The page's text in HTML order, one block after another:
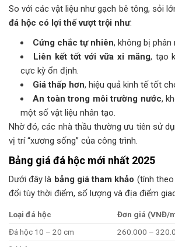
So với các vật liệu như gạch bê tông, sỏi
đá hộc có lợi thế vượt trội như:
Cứng chắc tự nhiên, không bị phân
Liên kết tốt với vữa xi măng, tạo
cực kỳ ổn định.
Giá thấp hơn, hiệu quả kinh tế tốt
An toàn trong môi trường nước,
một số vật liệu nhân tạo.
Nhờ đó, các nhà thầu thường ưu tiên sử
vị trí “xương sống” của công trình.
Bảng giá đá hộc mới nhất 2025
Dưới đây là bảng giá tham khảo (tính
đổi tùy thời điểm, số lượng và địa điểm
Loại đá hộc
Đơn giá (VNĐ/
Đá hộc 10 – 20 cm
260.000 –